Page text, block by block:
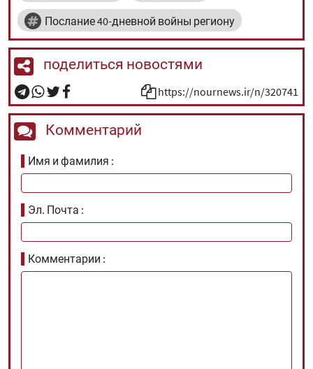
Послание 40-дневной войны региону
поделиться новостями
https://nournews.ir/n/320741
Комментарий
Имя и фамилия
Эл. Почта
Комментарии